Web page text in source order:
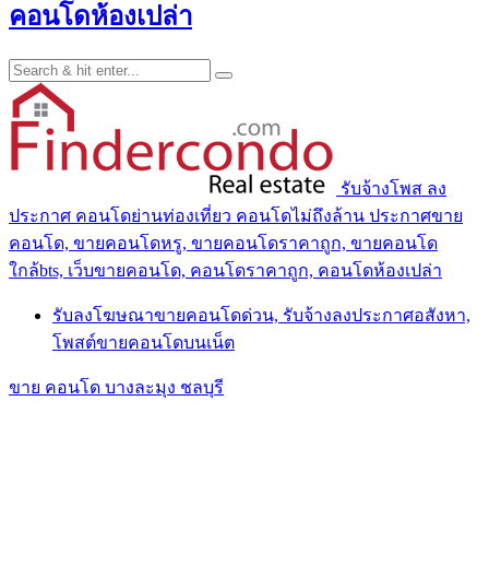
คอนโดห้องเปล่า
รับจ้างโพส ลง
ประกาศ คอนโดย่านท่องเที่ยว คอนโดไม่ถึงล้าน ประกาศขาย
คอนโด, ขายคอนโดหรู, ขายคอนโดราคาถูก, ขายคอนโด
ใกล้bts, เว็บขายคอนโด, คอนโดราคาถูก, คอนโดห้องเปล่า
รับลงโฆษณาขายคอนโดด่วน, รับจ้างลงประกาศอสังหา,
โพสต์ขายคอนโดบนเน็ต
ขาย คอนโด บางละมุง ชลบุรี